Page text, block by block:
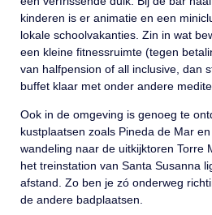
kinderen is er animatie en een
lokale schoolvakanties. Zin in wat
een kleine fitnessruimte (tegen
van halfpension of all inclusive, dan
buffet klaar met onder andere
Ook in de omgeving is genoeg te
kustplaatsen zoals Pineda de Mar
wandeling naar de uitkijktoren Torre
het treinstation van Santa Susanna
afstand. Zo ben je zó onderweg
de andere badplaatsen.